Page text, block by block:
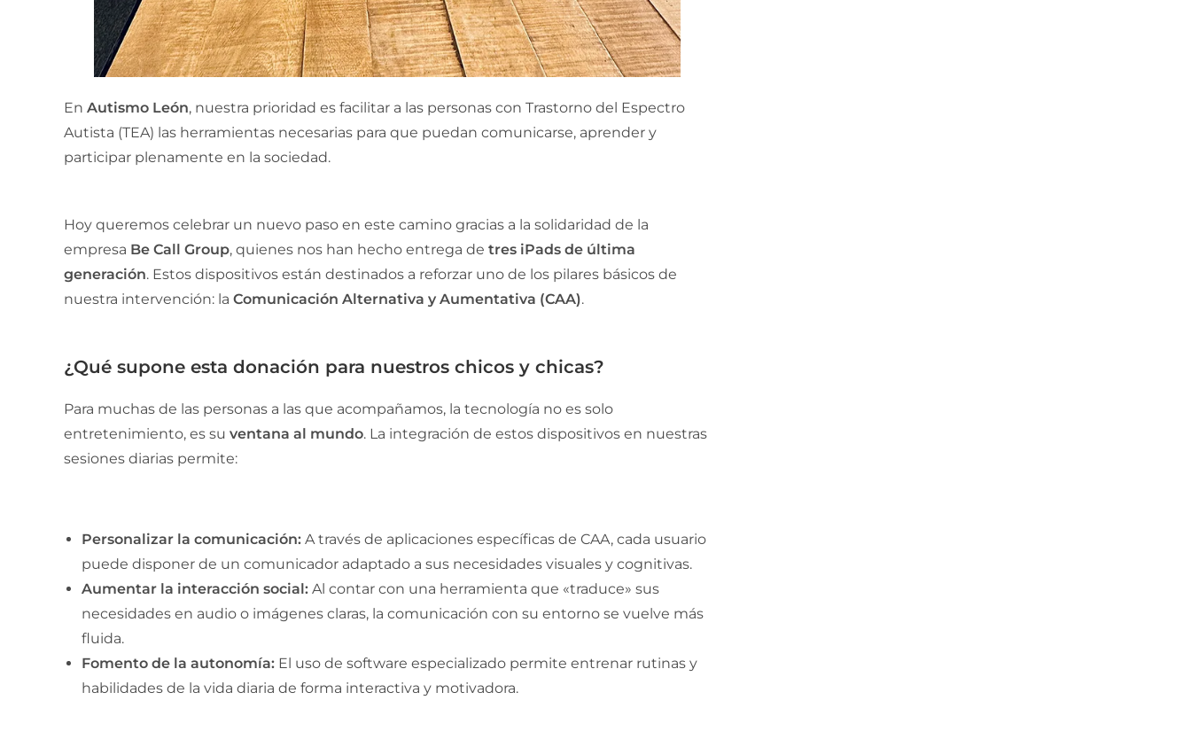
En Autismo León, nuestra prioridad es facilitar a las personas con Trastorno del Espectro
Autista (TEA) las herramientas necesarias para que puedan comunicarse, aprender y
participar plenamente en la sociedad.
Hoy queremos celebrar un nuevo paso en este camino gracias a la solidaridad de la
empresa Be Call Group, quienes nos han hecho entrega de tres iPads de última
generación. Estos dispositivos están destinados a reforzar uno de los pilares básicos de
nuestra intervención: la Comunicación Alternativa y Aumentativa (CAA).
¿Qué supone esta donación para nuestros chicos y chicas?
Para muchas de las personas a las que acompañamos, la tecnología no es solo
entretenimiento, es su ventana al mundo. La integración de estos dispositivos en nuestras
sesiones diarias permite:
Personalizar la comunicación: A través de aplicaciones específicas de CAA, cada usuario
puede disponer de un comunicador adaptado a sus necesidades visuales y cognitivas.
Aumentar la interacción social: Al contar con una herramienta que «traduce» sus
necesidades en audio o imágenes claras, la comunicación con su entorno se vuelve más
fluida.
Fomento de la autonomía: El uso de software especializado permite entrenar rutinas y
habilidades de la vida diaria de forma interactiva y motivadora.